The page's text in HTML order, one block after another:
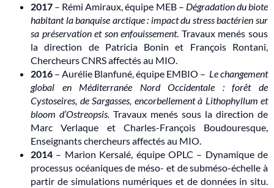
2017 – Rémi Amiraux, équipe MEB – Dégradation du biote
habitant la banquise arctique : impact du stress bactérien sur
sa préservation et son enfouissement. Travaux menés sous
la direction de Patricia Bonin et François Rontani,
Chercheurs CNRS affectés au MIO.
2016 – Aurélie Blanfuné, équipe EMBIO – Le changement
global en Méditerranée Nord Occidentale : forêt de
Cystoseires, de Sargasses, encorbellement à Lithophyllum et
bloom d’Ostreopsis. Travaux menés sous la direction de
Marc Verlaque et Charles-François Boudouresque,
Enseignants chercheurs affectés au MIO.
2014 – Marion Kersalé, équipe OPLC – Dynamique de
processus océaniques de méso- et de subméso-échelle à
partir de simulations numériques et de données in situ.